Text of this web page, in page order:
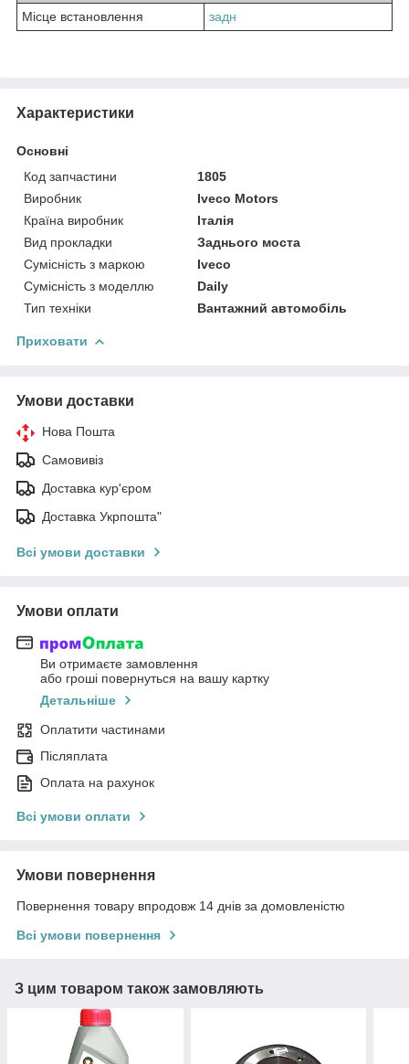
Місце встановлення задн
Характеристики
Основні
Код запчастини
1805
Виробник
Iveco Motors
Країна виробник
Італія
Вид прокладки
Заднього моста
Сумісність з маркою
Iveco
Сумісність з моделлю
Daily
Тип техніки
Вантажний автомобіль
Приховати
Умови доставки
Нова Пошта
Самовивіз
Доставка кур'єром
Доставка Укрпошта"
Всі умови доставки
Умови оплати
Ви отримаєте замовлення
або гроші повернуться на вашу картку
Детальніше
Оплатити частинами
Післяплата
Оплата на рахунок
Всі умови оплати
Умови повернення
Повернення товару впродовж 14 днів за домовленістю
Всі умови повернення
З цим товаром також замовляють